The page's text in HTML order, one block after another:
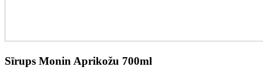
Sīrups Monin Aprikožu 700ml